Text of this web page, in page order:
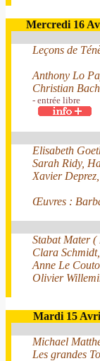
Mercredi 16
Leçons de
Anthony Lo
Christian
- entrée libre
Elisabeth
Sarah Ridy,
Xavier
Œuvres :
Stabat Mater (
Clara
Anne Le
Olivier
Mardi 15
Michael
Les grandes